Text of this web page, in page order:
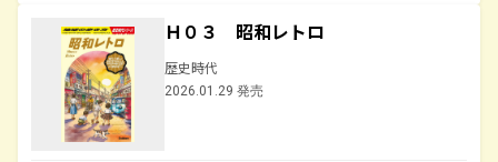
Ｈ０３ 昭和レトロ
歴史時代
2026.01.29 発売